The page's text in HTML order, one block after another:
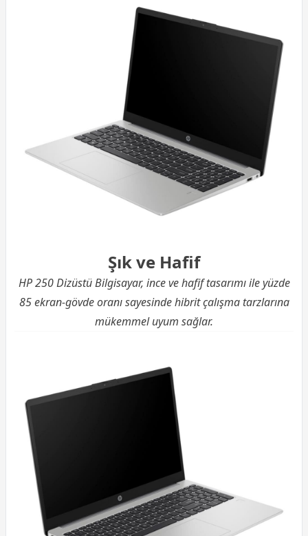
Şık ve Hafif
HP 250 Dizüstü Bilgisayar, ince ve hafif tasarımı ile yüzde
85 ekran-gövde oranı sayesinde hibrit çalışma tarzlarına
mükemmel uyum sağlar.